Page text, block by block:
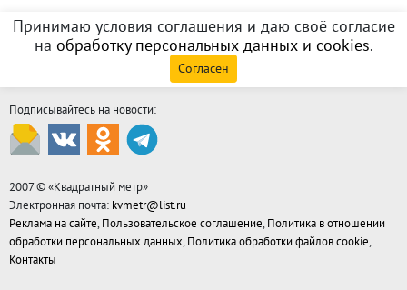
Принимаю условия соглашения и даю своё согласие
на обработку персональных данных и cookies.
Согласен
Подписывайтесь на новости:
2007 © «Квадратный метр»
Электронная почта: kvmetr@list.ru
Реклама на сайте, Пользовательское соглашение, Политика в отношении
обработки персональных данных, Политика обработки файлов cookie,
Контакты